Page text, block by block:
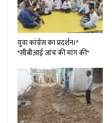
युवा कांग्रेस का प्रदर्शन।*
*सीबीआई जांच की मांग की*